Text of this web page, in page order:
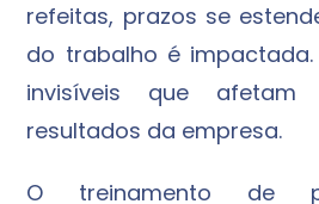
refeitas, prazos se
do trabalho é
invisíveis que afetam
resultados da empresa.
O treinamento de